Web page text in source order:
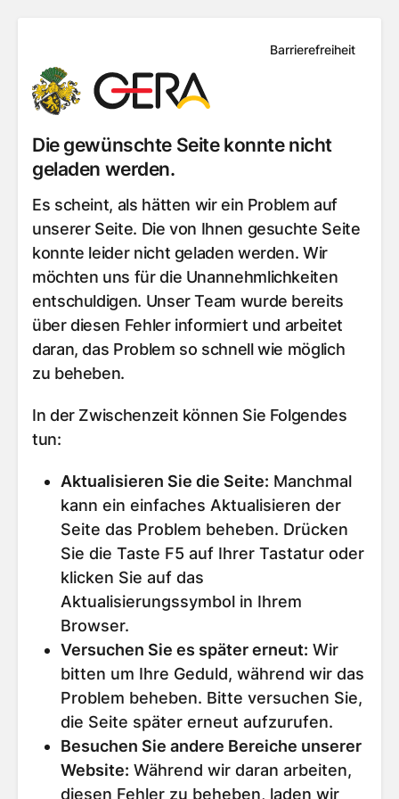
Barrierefreiheit
Die gewünschte Seite konnte nicht
geladen werden.
Es scheint, als hätten wir ein Problem auf
unserer Seite. Die von Ihnen gesuchte Seite
konnte leider nicht geladen werden. Wir
möchten uns für die Unannehmlichkeiten
entschuldigen. Unser Team wurde bereits
über diesen Fehler informiert und arbeitet
daran, das Problem so schnell wie möglich
zu beheben.
In der Zwischenzeit können Sie Folgendes
tun:
Aktualisieren Sie die Seite: Manchmal
kann ein einfaches Aktualisieren der
Seite das Problem beheben. Drücken
Sie die Taste F5 auf Ihrer Tastatur oder
klicken Sie auf das
Aktualisierungssymbol in Ihrem
Browser.
Versuchen Sie es später erneut: Wir
bitten um Ihre Geduld, während wir das
Problem beheben. Bitte versuchen Sie,
die Seite später erneut aufzurufen.
Besuchen Sie andere Bereiche unserer
Website: Während wir daran arbeiten,
diesen Fehler zu beheben, laden wir